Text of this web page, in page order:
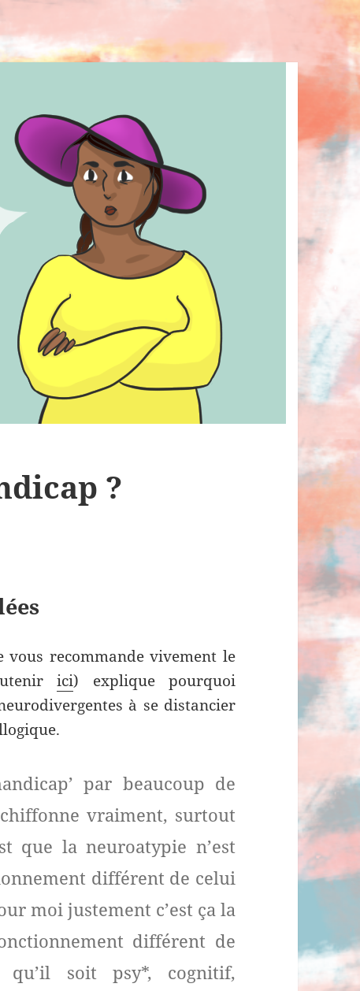
?
vous recommande vivement le
ici) explique pourquoi
à se distancier
par beaucoup de
vraiment, surtout
que la neuroatypie n’est
différent de celui
moi justement c’est ça la
différent de
soit psy*, cognitif,